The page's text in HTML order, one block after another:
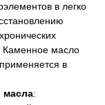
в легко
Каменное масло
в
масла: